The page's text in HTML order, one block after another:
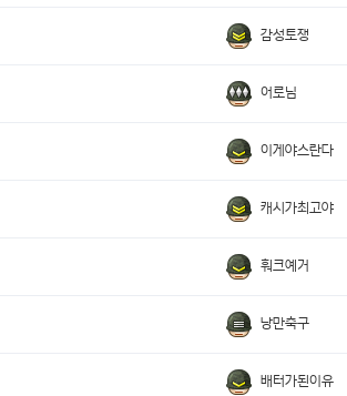
감성토쟁
어로님
이게야스란다
캐시가최고야
훠크예거
낭만축구
배터가된이유